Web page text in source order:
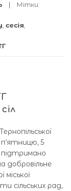
Мітки:
, сесія,
п’ятницю, 5
добровільне
міської
сільських рад,